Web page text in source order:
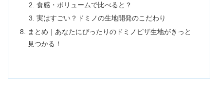
食感・ボリュームで比べると？
実はすごい？ドミノの生地開発のこだわり
まとめ｜あなたにぴったりのドミノピザ生地がきっと
見つかる！